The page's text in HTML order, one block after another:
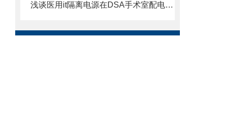
浅谈医用it隔离电源在DSA手术室配电中的应用